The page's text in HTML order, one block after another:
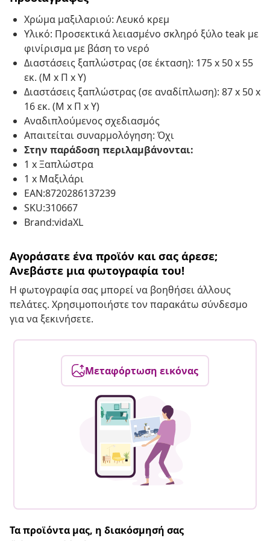
Χρώμα μαξιλαριού: Λευκό κρεμ
Υλικό: Προσεκτικά λειασμένο σκληρό ξύλο teak με
φινίρισμα με βάση το νερό
Διαστάσεις ξαπλώστρας (σε έκταση): 175 x 50 x 55
εκ. (Μ x Π x Υ)
Διαστάσεις ξαπλώστρας (σε αναδίπλωση): 87 x 50 x
16 εκ. (Μ x Π x Υ)
Αναδιπλούμενος σχεδιασμός
Απαιτείται συναρμολόγηση: Όχι
Στην παράδοση περιλαμβάνονται:
1 x Ξαπλώστρα
1 x Μαξιλάρι
EAN:8720286137239
SKU:310667
Brand:vidaXL
Αγοράσατε ένα προϊόν και σας άρεσε;
Ανεβάστε μια φωτογραφία του!
Η φωτογραφία σας μπορεί να βοηθήσει άλλους
πελάτες. Χρησιμοποιήστε τον παρακάτω σύνδεσμο
για να ξεκινήσετε.
Μεταφόρτωση εικόνας
Τα προϊόντα μας, η διακόσμησή σας